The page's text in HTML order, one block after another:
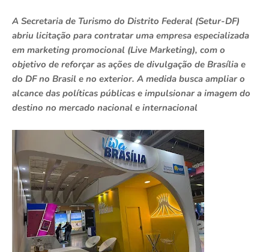
A Secretaria de Turismo do Distrito Federal (Setur-DF)
abriu licitação para contratar uma empresa especializada
em marketing promocional (Live Marketing), com o
objetivo de reforçar as ações de divulgação de Brasília e
do DF no Brasil e no exterior. A medida busca ampliar o
alcance das políticas públicas e impulsionar a imagem do
destino no mercado nacional e internacional